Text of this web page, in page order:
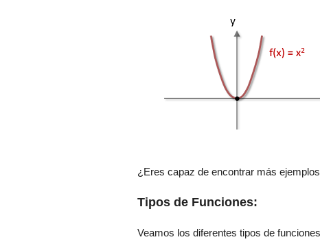
¿Eres capaz de encontrar más
Tipos de Funciones:
Veamos los diferentes tipos de